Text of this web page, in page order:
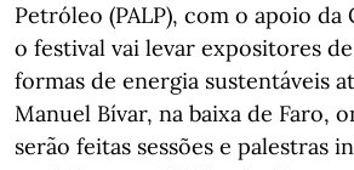
Petróleo (PALP), com o apoio da
o festival vai levar expositores
formas de energia sustentáveis
Manuel Bívar, na baixa de Faro,
serão feitas sessões e palestras